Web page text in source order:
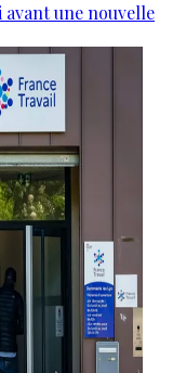
avant une nouvelle